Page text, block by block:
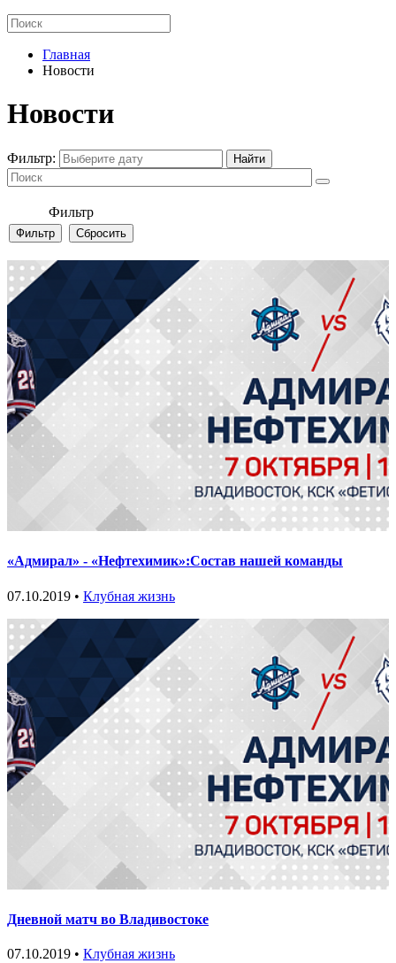
Главная
Новости
Новости
Фильтр:
Фильтр
«Адмирал» - «Нефтехимик»:Состав нашей команды
07.10.2019 • Клубная жизнь
Дневной матч во Владивостоке
07.10.2019 • Клубная жизнь